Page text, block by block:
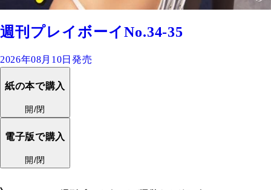
週刊プレイボーイNo.34-35
2026年08月10日発売
紙の本で購入
開/閉
電子版で購入
開/閉